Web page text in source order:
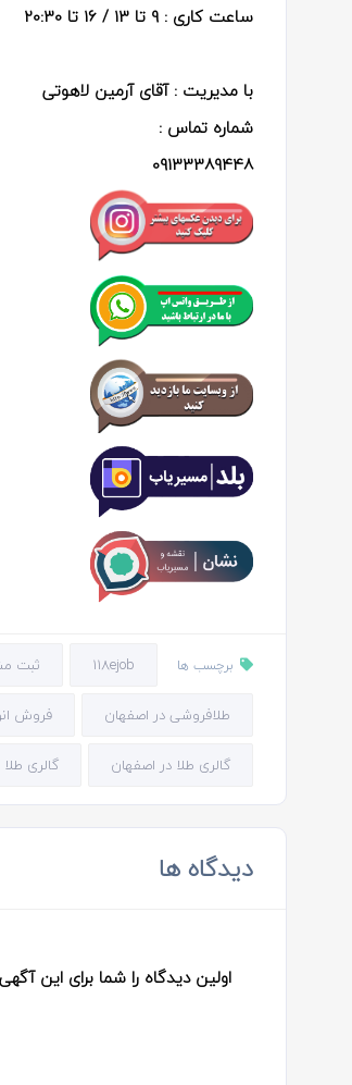
ساعت کاری :
با مدیریت : آقای آرمین لاهوتی
شماره تماس :
09133389448
برچسب ها 118ejob ثبت
طلافروشی در اصفهان فروش
گالری طلا در اصفهان گالری
دیدگاه ها
اولین دیدگاه را شما برای این